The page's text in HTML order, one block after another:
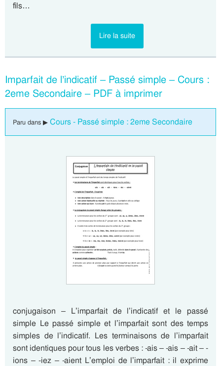
fils…
Lire la suite
Imparfait de l’indicatif – Passé simple – Cours :
2eme Secondaire – PDF à imprimer
Paru dans ▶ Cours - Passé simple : 2eme Secondaire
conjugaison – L’imparfait de l’indicatif et le passé
simple Le passé simple et l’imparfait sont des temps
simples de l’indicatif. Les terminaisons de l’imparfait
sont identiques pour tous les verbes : -ais – -ais – -ait – -
ions – -iez – -aient L’emploi de l’imparfait : il exprime